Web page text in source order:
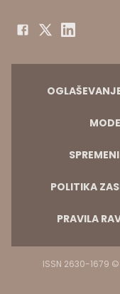
POLITIKA
PRAVILA
ISSN 2630-1679